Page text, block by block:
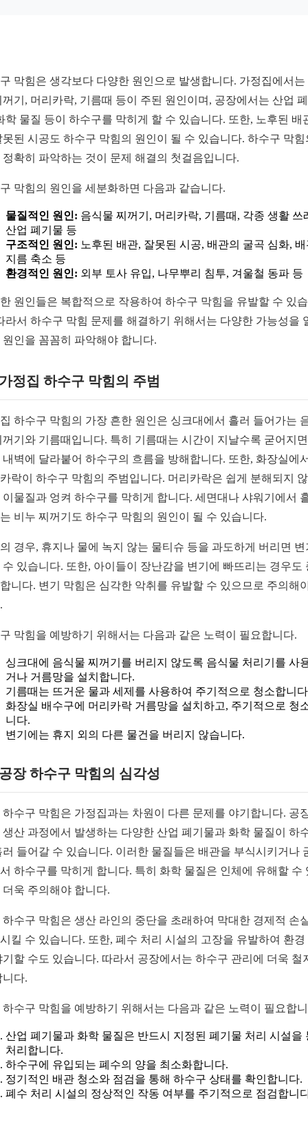
막힘은 생각보다 다양한 원인으로 발생합니다. 가정집에서는
꺼기, 머리카락, 기름때 등이 주된 원인이며, 공장에서는 산업
학 물질 등이 하수구를 막히게 할 수 있습니다. 또한, 노후된 배
못된 시공도 하수구 막힘의 원인이 될 수 있습니다. 하수구 막힘
정확히 파악하는 것이 문제 해결의 첫걸음입니다.
막힘의 원인을 세분화하면 다음과 같습니다.
물질적인 원인: 음식물 찌꺼기, 머리카락, 기름때, 각종 생활 쓰
산업 폐기물 등
구조적인 원인: 노후된 배관, 잘못된 시공, 배관의 굴곡 심화,
지름 축소 등
환경적인 원인: 외부 토사 유입, 나무뿌리 침투, 겨울철 동파 등
원인들은 복합적으로 작용하여 하수구 막힘을 유발할 수 있
라서 하수구 막힘 문제를 해결하기 위해서는 다양한 가능성을
원인을 꼼꼼히 파악해야 합니다.
정집 하수구 막힘의 주범
하수구 막힘의 가장 흔한 원인은 싱크대에서 흘러 들어가는
꺼기와 기름때입니다. 특히 기름때는 시간이 지날수록 굳어지
내벽에 달라붙어 하수구의 흐름을 방해합니다. 또한, 화장실에
락이 하수구 막힘의 주범입니다. 머리카락은 쉽게 분해되지
이물질과 엉켜 하수구를 막히게 합니다. 세면대나 샤워기에서
비누 찌꺼기도 하수구 막힘의 원인이 될 수 있습니다.
경우, 휴지나 물에 녹지 않는 물티슈 등을 과도하게 버리면 변
수 있습니다. 또한, 아이들이 장난감을 변기에 빠뜨리는 경우도
니다. 변기 막힘은 심각한 악취를 유발할 수 있으므로 주의해
막힘을 예방하기 위해서는 다음과 같은 노력이 필요합니다.
싱크대에 음식물 찌꺼기를 버리지 않도록 음식물 처리기를 사
거나 거름망을 설치합니다.
기름때는 뜨거운 물과 세제를 사용하여 주기적으로 청소합니
화장실 배수구에 머리카락 거름망을 설치하고, 주기적으로 청
니다.
변기에는 휴지 외의 다른 물건을 버리지 않습니다.
장 하수구 막힘의 심각성
하수구 막힘은 가정집과는 차원이 다른 문제를 야기합니다. 공
생산 과정에서 발생하는 다양한 산업 폐기물과 화학 물질이 하
러 들어갈 수 있습니다. 이러한 물질들은 배관을 부식시키거나
하수구를 막히게 합니다. 특히 화학 물질은 인체에 유해할 수
더욱 주의해야 합니다.
하수구 막힘은 생산 라인의 중단을 초래하여 막대한 경제적 손
킬 수 있습니다. 또한, 폐수 처리 시설의 고장을 유발하여 환경
기할 수도 있습니다. 따라서 공장에서는 하수구 관리에 더욱 철
니다.
하수구 막힘을 예방하기 위해서는 다음과 같은 노력이 필요합
산업 폐기물과 화학 물질은 반드시 지정된 폐기물 처리 시설을
처리합니다.
하수구에 유입되는 폐수의 양을 최소화합니다.
정기적인 배관 청소와 점검을 통해 하수구 상태를 확인합니다.
폐수 처리 시설의 정상적인 작동 여부를 주기적으로 점검합니